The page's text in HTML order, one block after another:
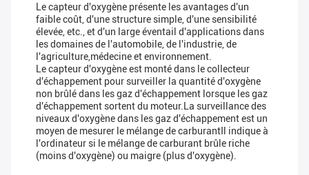
Le capteur d'oxygène présente les avantages d'un
faible coût, d'une structure simple, d'une sensibilité
élevée, etc., et d'un large éventail d'applications dans
les domaines de l'automobile, de l'industrie, de
l'agriculture,médecine et environnement.
Le capteur d'oxygène est monté dans le collecteur
d'échappement pour surveiller la quantité d'oxygène
non brûlé dans les gaz d'échappement lorsque les gaz
d'échappement sortent du moteur.La surveillance des
niveaux d'oxygène dans les gaz d'échappement est un
moyen de mesurer le mélange de carburantIl indique à
l'ordinateur si le mélange de carburant brûle riche
(moins d'oxygène) ou maigre (plus d'oxygène).